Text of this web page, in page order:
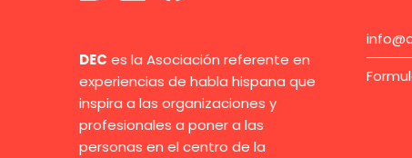
DEC es la Asociación referente en
experiencias de habla hispana que
inspira a las organizaciones y
profesionales a poner a las
personas en el centro de la